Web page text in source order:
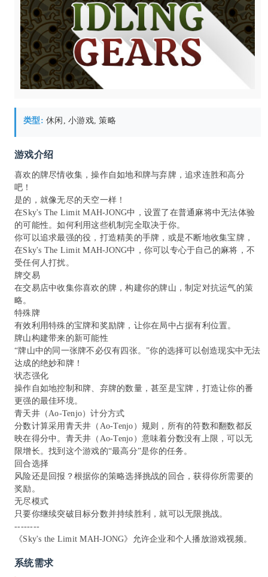
类型: 休闲, 小游戏, 策略
游戏介绍
喜欢的牌尽情收集，操作自如地和牌与弃牌，追求连胜和高分
吧！
是的，就像无尽的天空一样！
在Sky's The Limit MAH-JONG中，设置了在普通麻将中无法体验
的可能性。如何利用这些机制完全取决于你。
你可以追求最强的役，打造精美的手牌，或是不断地收集宝牌，
在Sky's The Limit MAH-JONG中，你可以专心于自己的麻将，不
受任何人打扰。
牌交易
在交易店中收集你喜欢的牌，构建你的牌山，制定对抗运气的策
略。
特殊牌
有效利用特殊的宝牌和奖励牌，让你在局中占据有利位置。
牌山构建带来的新可能性
“牌山中的同一张牌不必仅有四张。”你的选择可以创造现实中无法
达成的绝妙和牌！
状态强化
操作自如地控制和牌、弃牌的数量，甚至是宝牌，打造让你的番
更强的最佳环境。
青天井（Ao-Tenjo）计分方式
分数计算采用青天井（Ao-Tenjo）规则，所有的符数和翻数都反
映在得分中。青天井（Ao-Tenjo）意味着分数没有上限，可以无
限增长。找到这个游戏的“最高分”是你的任务。
回合选择
风险还是回报？根据你的策略选择挑战的回合，获得你所需要的
奖励。
无尽模式
只要你继续突破目标分数并持续胜利，就可以无限挑战。
--------
《Sky's the Limit MAH-JONG》允许企业和个人播放游戏视频。
系统需求